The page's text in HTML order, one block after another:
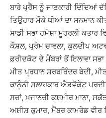
ਬਾਰੇ ਪ੍ਰੈੱਸ ਨੂੰ ਜਾਣਕਾਰੀ ਦਿੰਦਿਆਂ
ਤਿਉਹਾਰ ਮੌਕੇ ਧੀਆਂ ਦਾ ਸਨਮਾਨ
ਸਾਡੀ ਸਭਾ ਹਮੇਸ਼ਾ ਮੂਹਰਲੀ
ਕੌਸ਼ਲ, ਪ੍ਰੇਮ ਚਾਵਲਾ, ਕੁਲਦੀਪ
ਫ਼ਰੀਦਕੋਟ ਦੇ ਮੈਂਬਰਾਂ ਤੋਂ ਇਲਾਵਾ
ਮੀਤ ਪ੍ਰਧਾਨ ਸਰਬਰਿੰਦਰ ਬੇਦੀ,
ਕਾਨੂੰਨੀ ਸਲਾਹਕਾਰ ਐਡਵੋਕੇਟ
ਸਰਾਂ, ਖ਼ਜਾਨਚੀ ਕਸ਼ਮੀਰ ਮਾਨਾ,
ਅਸ਼ੀਸ਼ ਕੁਮਾਰ, ਮੈਂਬਰ ਕਾਮਰੇਡ